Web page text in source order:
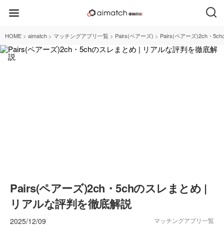
HOME > aimatch > マッチングアプリ一覧 > Pairs(ペアーズ) > Pairs(ペアーズ)2ch・
Pairs(ペアーズ)2ch・5chのスレまとめ |
リアルな評判を徹底解説
2025/12/09 マッチングアプリ一覧